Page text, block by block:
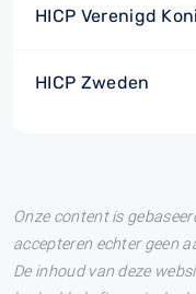
HICP Verenigd
HICP Zweden
Onze content is
accepteren echter geen
De inhoud van deze